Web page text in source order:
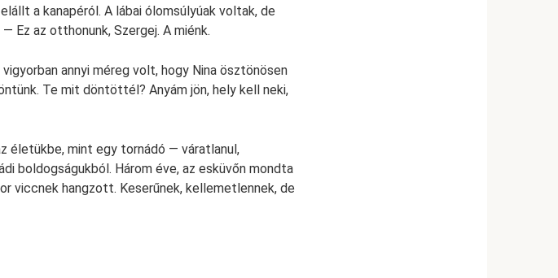
a kanapéról. A lábai ólomsúlyúak voltak, de
Ez az otthonunk, Szergej. A miénk.
annyi méreg volt, hogy Nina ösztönösen
Te mit döntöttél? Anyám jön, hely kell neki,
életükbe, mint egy tornádó — váratlanul,
boldogságukból. Három éve, az esküvőn mondta
viccnek hangzott. Keserűnek, kellemetlennek, de